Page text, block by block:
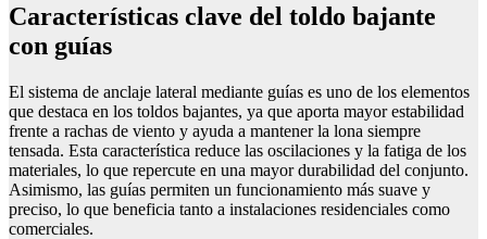
Características clave del toldo bajante
con guías
El sistema de anclaje lateral mediante guías es uno de los elementos
que destaca en los toldos bajantes, ya que aporta mayor estabilidad
frente a rachas de viento y ayuda a mantener la lona siempre
tensada. Esta característica reduce las oscilaciones y la fatiga de los
materiales, lo que repercute en una mayor durabilidad del conjunto.
Asimismo, las guías permiten un funcionamiento más suave y
preciso, lo que beneficia tanto a instalaciones residenciales como
comerciales.